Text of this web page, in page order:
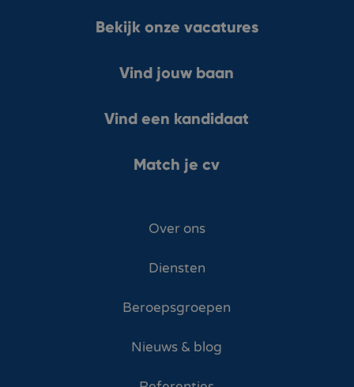
Bekijk onze vacatures
Vind jouw baan
Vind een kandidaat
Match je cv
Over ons
Diensten
Beroepsgroepen
Nieuws & blog